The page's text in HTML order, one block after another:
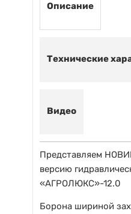
Описание
Технические
Видео
Представляем
версию
«АГРОЛЮКС»-12.0
Борона шириной